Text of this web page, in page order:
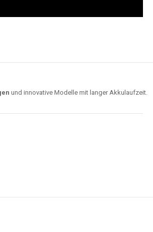
und innovative Modelle mit langer Akkulaufzeit.